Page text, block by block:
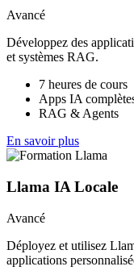
Avancé
Développez des
et systèmes RAG.
7 heures de cours
Apps IA
RAG & Agents
En savoir plus
Llama IA Locale
Avancé
Déployez et utilisez
applications